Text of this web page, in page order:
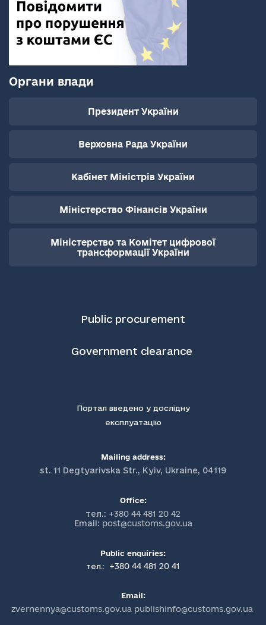
Органи влади
Президент України
Верховна Рада України
Кабінет Міністрів України
Міністерство Фінансів України
Міністерство та Комітет цифрової
трансформації України
Public procurement
Government clearance
Портал введено у дослідну
експлуатацію
Mailing address:
st. 11 Degtyarivska Str., Kyiv, Ukraine, 04119
Office:
тел.: +380 44 481 20 42
Email: post@customs.gov.ua
Public enquiries:
тел.:
+380 44 481 20 41
Email:
zvernennya@customs.gov.ua publishinfo@customs.gov.ua